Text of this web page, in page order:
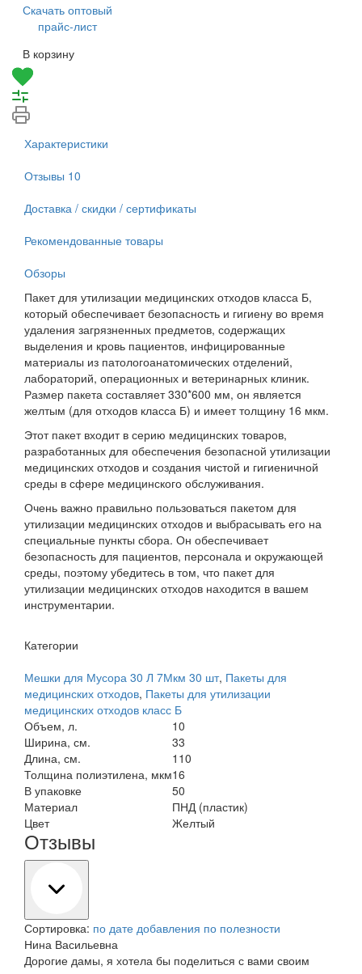
Скачать оптовый
прайс-лист
В корзину
Характеристики
Отзывы 10
Доставка / скидки / сертификаты
Рекомендованные товары
Обзоры
Пакет для утилизации медицинских отходов класса Б,
который обеспечивает безопасность и гигиену во время
удаления загрязненных предметов, содержащих
выделения и кровь пациентов, инфицированные
материалы из патологоанатомических отделений,
лабораторий, операционных и ветеринарных клиник.
Размер пакета составляет 330*600 мм, он является
желтым (для отходов класса Б) и имеет толщину 16 мкм.
Этот пакет входит в серию медицинских товаров,
разработанных для обеспечения безопасной утилизации
медицинских отходов и создания чистой и гигиеничной
среды в сфере медицинского обслуживания.
Очень важно правильно пользоваться пакетом для
утилизации медицинских отходов и выбрасывать его на
специальные пункты сбора. Он обеспечивает
безопасность для пациентов, персонала и окружающей
среды, поэтому убедитесь в том, что пакет для
утилизации медицинских отходов находится в вашем
инструментарии.
Категории
Мешки для Мусора 30 Л 7Мкм 30 шт, Пакеты для
медицинских отходов, Пакеты для утилизации
медицинских отходов класс Б
Объем, л.
10
Ширина, см.
33
Длина, см.
110
Толщина полиэтилена, мкм16
В упаковке
50
Материал
ПНД (пластик)
Цвет
Желтый
Отзывы
Сортировка: по дате добавления по полезности
Нина Васильевна
Дорогие дамы, я хотела бы поделиться с вами своим